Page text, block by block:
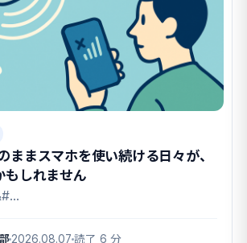
ままスマホを使い続ける日々が、
もしれません
2026.08.07 読了 6 分